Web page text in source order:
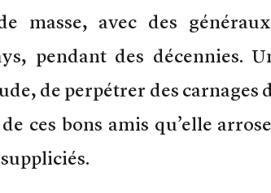
masse, avec des
pendant des décennies.
de perpétrer des carnages
ces bons amis qu’elle